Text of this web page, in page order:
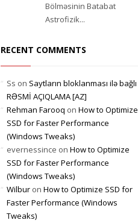
Bölməsinin Batabat
Astrofizik...
RECENT COMMENTS
Ss on Saytların bloklanması ilə bağlı
RƏSMİ AÇIQLAMA [AZ]
Rehman Farooq on How to Optimize
SSD for Faster Performance
(Windows Tweaks)
evernessince on How to Optimize
SSD for Faster Performance
(Windows Tweaks)
Wilburon How to Optimize SSD for
Faster Performance (Windows
Tweaks)